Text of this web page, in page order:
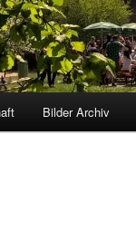
Bilder Archiv